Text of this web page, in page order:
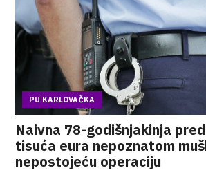
PU KARLOVAČKA
Naivna 78-godišnjakinja
tisuća eura nepoznatom
nepostojeću operaciju